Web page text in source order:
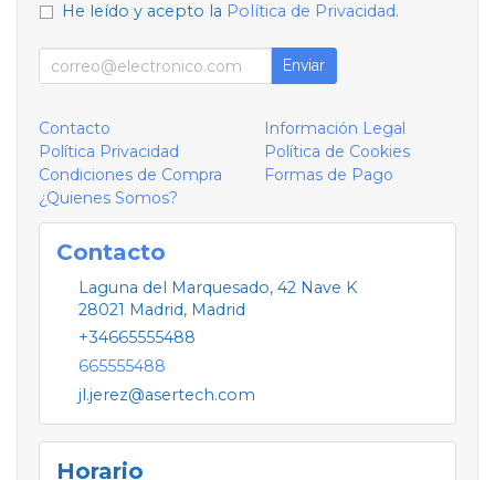
He leído y acepto la Política de Privacidad.
Enviar
Contacto
Información Legal
Política Privacidad
Política de Cookies
Condiciones de Compra
Formas de Pago
¿Quienes Somos?
Contacto
Laguna del Marquesado, 42 Nave K
28021 Madrid, Madrid
+34665555488
665555488
jl.jerez@asertech.com
Horario